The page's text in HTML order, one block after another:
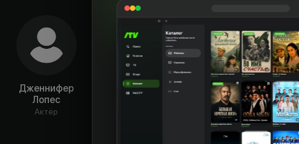
Дженнифер
Лопес
Актёр
Симу Лю Марк Стронг
Стерлинг К.
Браун
Актёр